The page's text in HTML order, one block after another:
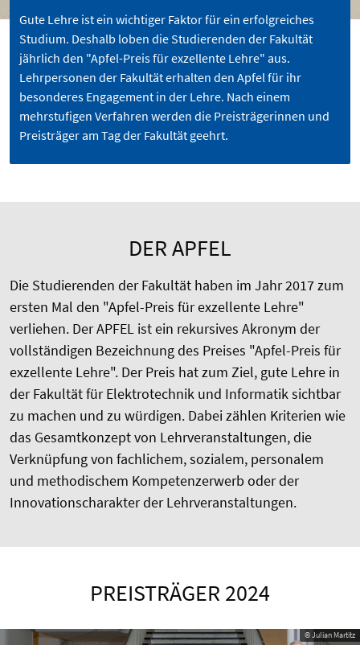
Gute Lehre ist ein wichtiger Faktor für ein erfolgreiches
Studium. Deshalb loben die Studierenden der Fakultät
jährlich den "Apfel-Preis für exzellente Lehre" aus.
Lehrpersonen der Fakultät erhalten den Apfel für ihr
besonderes Engagement in der Lehre. Nach einem
mehrstufigen Verfahren werden die Preisträgerinnen und
Preisträger am Tag der Fakultät geehrt.
DER APFEL
Die Studierenden der Fakultät haben im Jahr 2017 zum
ersten Mal den "Apfel-Preis für exzellente Lehre"
verliehen. Der APFEL ist ein rekursives Akronym der
vollständigen Bezeichnung des Preises "Apfel-Preis für
exzellente Lehre". Der Preis hat zum Ziel, gute Lehre in
der Fakultät für Elektrotechnik und Informatik sichtbar
zu machen und zu würdigen. Dabei zählen Kriterien wie
das Gesamtkonzept von Lehrveranstaltungen, die
Verknüpfung von fachlichem, sozialem, personalem
und methodischem Kompetenzerwerb oder der
Innovationscharakter der Lehrveranstaltungen.
PREISTRÄGER 2024
© Julian Martitz